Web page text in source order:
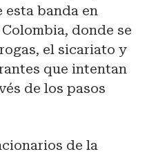
banda en
donde se
el sicariato y
que intentan
de los pasos
de la